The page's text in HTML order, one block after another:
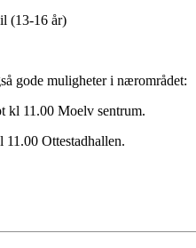
(13-16 år)
gode muligheter i nærområdet:
kl 11.00 Moelv sentrum.
Ottestadhallen.